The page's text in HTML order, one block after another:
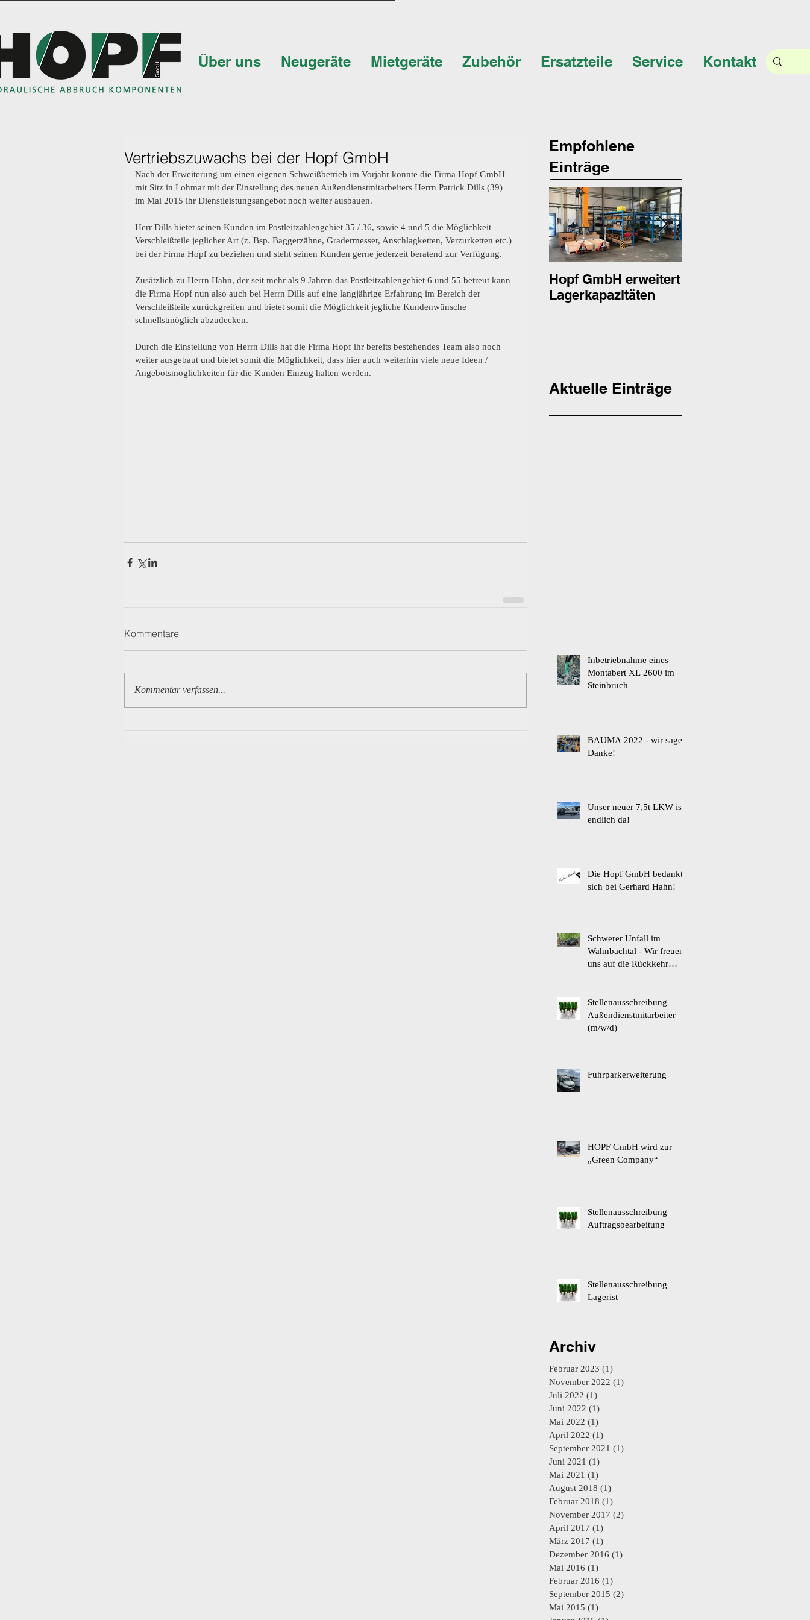
Über uns Neugeräte Mietgeräte Zubehör Ersatzteile Service Kontakt
Vertriebszuwachs bei der Hopf GmbH
Nach der Erweiterung um einen eigenen Schweißbetrieb im Vorjahr konnte die Firma Hopf GmbH
mit Sitz in Lohmar mit der Einstellung des neuen Außendienstmitarbeiters Herrn Patrick Dills (39)
im Mai 2015 ihr Dienstleistungsangebot noch weiter ausbauen.
Herr Dills bietet seinen Kunden im Postleitzahlengebiet 35 / 36, sowie 4 und 5 die Möglichkeit
Verschleißteile jeglicher Art (z. Bsp. Baggerzähne, Gradermesser, Anschlagketten, Verzurketten etc.)
bei der Firma Hopf zu beziehen und steht seinen Kunden gerne jederzeit beratend zur Verfügung.
Zusätzlich zu Herrn Hahn, der seit mehr als 9 Jahren das Postleitzahlengebiet 6 und 55 betreut kann
die Firma Hopf nun also auch bei Herrn Dills auf eine langjährige Erfahrung im Bereich der
Verschleißteile zurückgreifen und bietet somit die Möglichkeit jegliche Kundenwünsche
schnellstmöglich abzudecken.
Durch die Einstellung von Herrn Dills hat die Firma Hopf ihr bereits bestehendes Team also noch
weiter ausgebaut und bietet somit die Möglichkeit, dass hier auch weiterhin viele neue Ideen /
Angebotsmöglichkeiten für die Kunden Einzug halten werden.
Kommentare
Kommentar verfassen...
Empfohlene
Einträge
Hopf GmbH erweitert
Lagerkapazitäten
Aktuelle Einträge
Inbetriebnahme eines
Montabert XL 2600 im
Steinbruch
BAUMA 2022 - wir sagen
Danke!
Unser neuer 7,5t LKW ist
endlich da!
Die Hopf GmbH bedankt
sich bei Gerhard Hahn!
Schwerer Unfall im
Wahnbachtal - Wir freuen
uns auf die Rückkehr
Stellenausschreibung
Außendienstmitarbeiter
(m/w/d)
Fuhrparkerweiterung
HOPF GmbH wird zur
„Green Company“
Stellenausschreibung
Auftragsbearbeitung
Stellenausschreibung
Lagerist
Archiv
Februar 2023 (1)
November 2022 (1)
Juli 2022 (1)
Juni 2022 (1)
Mai 2022 (1)
April 2022 (1)
September 2021 (1)
Juni 2021 (1)
Mai 2021 (1)
August 2018 (1)
Februar 2018 (1)
November 2017 (2)
April 2017 (1)
März 2017 (1)
Dezember 2016 (1)
Mai 2016 (1)
Februar 2016 (1)
September 2015 (2)
Mai 2015 (1)